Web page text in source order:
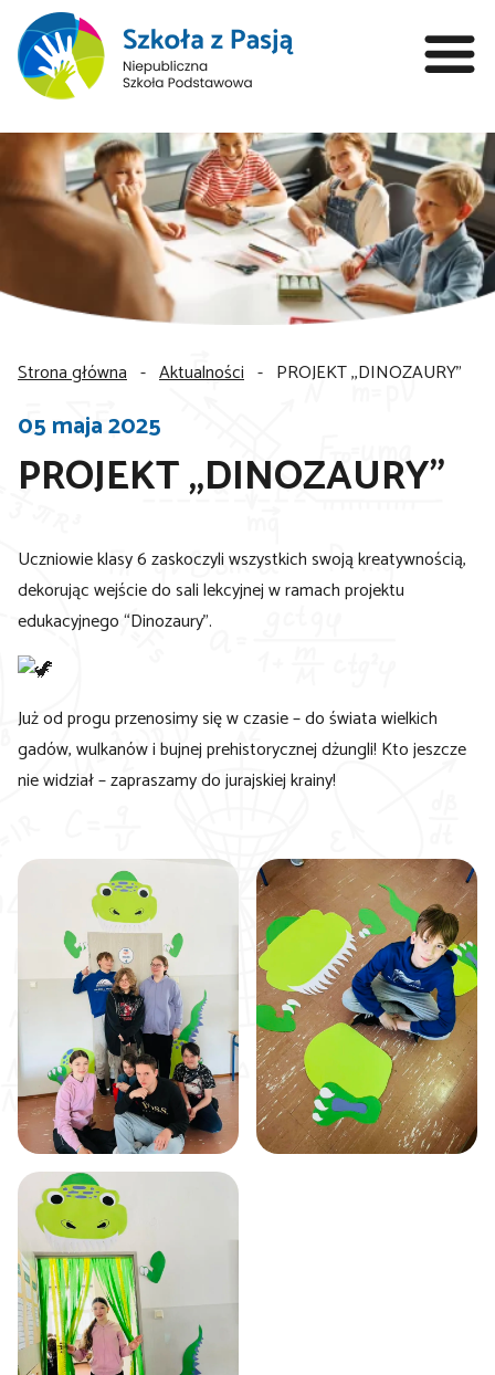
05 maja 2025
PROJEKT ,,DINOZAURY”
Strona główna - Aktualności - PROJEKT ,,DINOZAURY”
Uczniowie klasy 6 zaskoczyli wszystkich swoją kreatywnością,
dekorując wejście do sali lekcyjnej w ramach projektu
edukacyjnego “Dinozaury”.
Już od progu przenosimy się w czasie – do świata wielkich
gadów, wulkanów i bujnej prehistorycznej dżungli! Kto jeszcze
nie widział – zapraszamy do jurajskiej krainy!